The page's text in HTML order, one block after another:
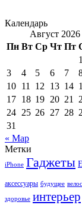
Календарь
Август 2026
Пн Вт Ср Чт Пт
1
3
4 5 6 7
10 11 12 13 14
17 18 19 20 21
24 25 26 27 28
31
« Мар
Метки
iPhone Гаджеты
аксессуары будущее
здоровье интерьер